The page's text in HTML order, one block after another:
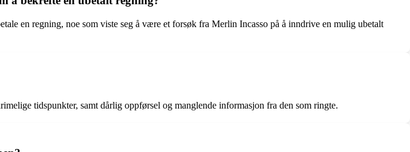
en regning, noe som viste seg å være et forsøk fra Merlin Incasso på å inndrive en mulig ubetalt
tidspunkter, samt dårlig oppførsel og manglende informasjon fra den som ringte.